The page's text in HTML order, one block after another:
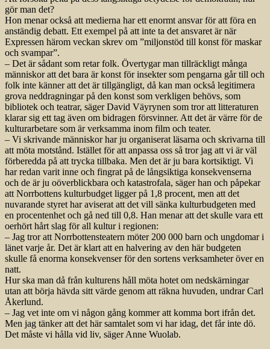
gör man det?
Hon menar också att medier­na har ett enormt ansvar för att föra en
anständig debatt. Ett exempel på att inte ta det ansvaret är när
Expressen härom veckan skrev om ”miljonstöd till konst för maskar
och svampar”.
– Det är sådant som retar folk. Övertygar man tillräckligt många
människor att det bara är konst för insekter som pengarna går till och
folk inte känner att det är tillgängligt, då kan man också legitimera
grova neddragningar på den konst som verkligen behövs, som
bibliotek och teatrar, säger David Väyrynen som tror att litteraturen
klarar sig ett tag även om bidragen försvinner. Att det är värre för de
kulturarbetare som är verksamma inom film och teater.
– Vi skrivande människor har ju organiserat läsarna och skrivarna till
att möta motstånd. Istället för att anpassa oss så tror jag att vi är väl
förberedda på att trycka tillbaka. Men det är ju bara kortsiktigt. Vi
har redan varit inne och fingrat på de långsiktiga konsekvenserna
och de är ju oöverblickbara och katastrofala, säger han och påpekar
att Norrbottens kulturbudget ligger på 1,8 procent, men att det
nuvarande styret har aviserat att det vill sänka kulturbudgeten med
en procentenhet och gå ned till 0,8. Han menar att det skulle vara ett
oerhört hårt slag för all kultur i regionen:
– Jag tror att Norrbottensteatern möter 200 000 barn och ungdomar i
länet varje år. Det är klart att en halvering av den här budgeten
skulle få enorma konsekvenser för den sortens verksamheter över en
natt.
Hur ska man då från kulturens håll möta hotet om nedskärningar
utan att börja hävda sitt värde genom att räkna huvuden, undrar Carl
Åkerlund.
– Jag vet inte om vi någon gång kommer att komma bort ifrån det.
Men jag tänker att det här samtalet som vi har idag, det får inte dö.
Det måste vi hålla vid liv, säger Anne Wuolab.